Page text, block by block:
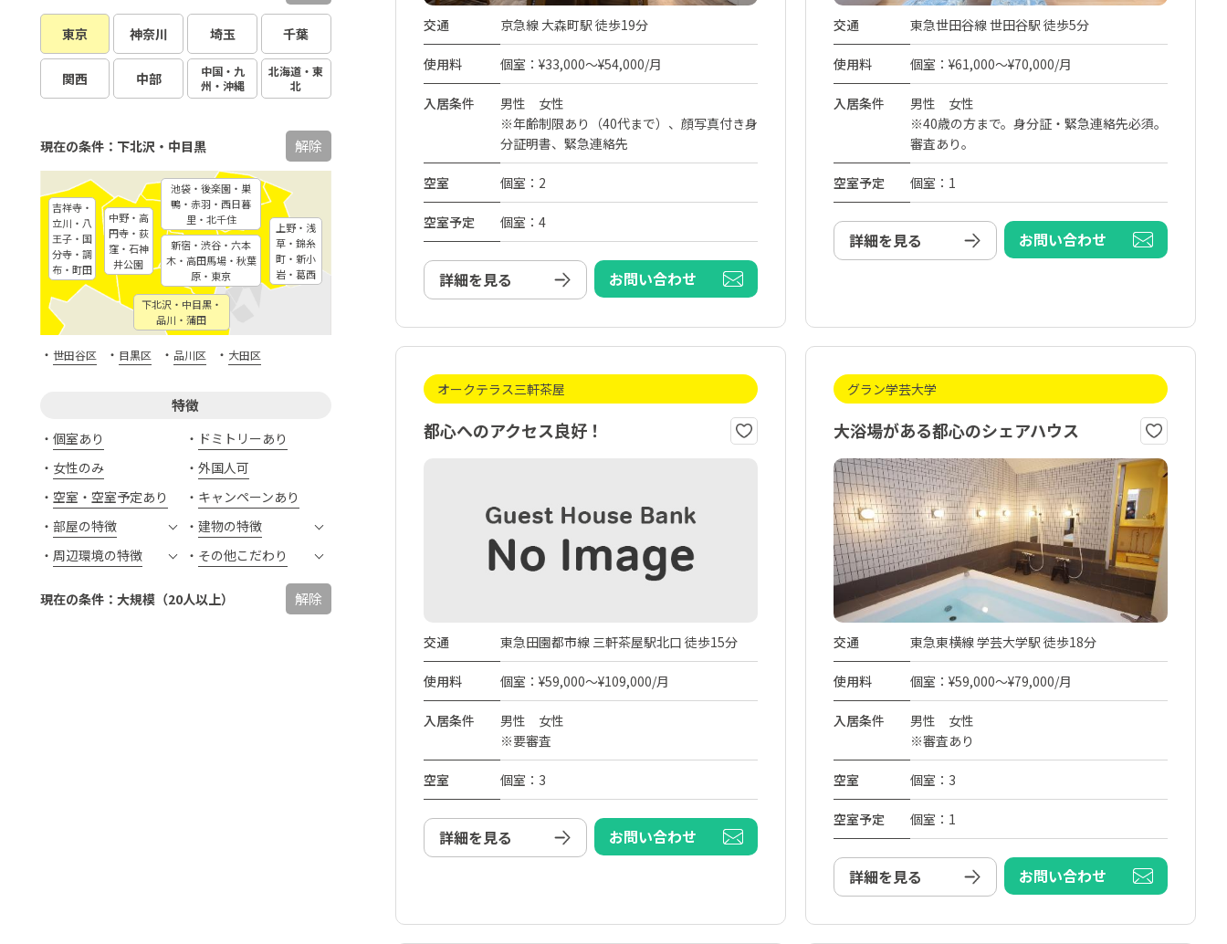
東京 神奈川 埼玉 千葉
関西 中部
中国・九
州・沖縄
北海道・東
北
新宿・渋谷・六本
木・高田馬場・秋葉
原・東京
中野・高
円寺・荻
窪・石神
井公園
下北沢・中目黒・
品川・蒲田
池袋・後楽園・巣
鴨・赤羽・西日暮
里・北千住
上野・浅
草・錦糸
町・新小
岩・葛西
吉祥寺・
立川・八
王子・国
分寺・調
布・町田
現在の条件：下北沢・中目黒 解除
・ 世田谷区 ・ 目黒区 ・ 品川区 ・ 大田区
特徴
個室あり
ドミトリーあり
女性のみ
外国人可
空室・空室予定あり
キャンペーンあり
部屋の特徴
建物の特徴
周辺環境の特徴
その他こだわり
現在の条件：大規模（20人以上） 解除
交通 京急線 大森町駅 徒歩19分
使用料 個室：¥33,000～¥54,000/月
入居条件
男性 女性
※年齢制限あり（40代まで）、顔写真付き身
分証明書、緊急連絡先
空室 個室：2
空室予定 個室：4
詳細を見る お問い合わせ
交通 東急世田谷線 世田谷駅 徒歩5分
使用料 個室：¥61,000～¥70,000/月
入居条件
男性 女性
※40歳の方まで。身分証・緊急連絡先必須。
審査あり。
空室予定 個室：1
詳細を見る お問い合わせ
オークテラス三軒茶屋
都心へのアクセス良好！
交通 東急田園都市線 三軒茶屋駅北口 徒歩15分
使用料 個室：¥59,000～¥109,000/月
入居条件
男性 女性
※要審査
空室 個室：3
詳細を見る お問い合わせ
グラン学芸大学
大浴場がある都心のシェアハウス
交通 東急東横線 学芸大学駅 徒歩18分
使用料 個室：¥59,000～¥79,000/月
入居条件
男性 女性
※審査あり
空室 個室：3
空室予定 個室：1
詳細を見る お問い合わせ